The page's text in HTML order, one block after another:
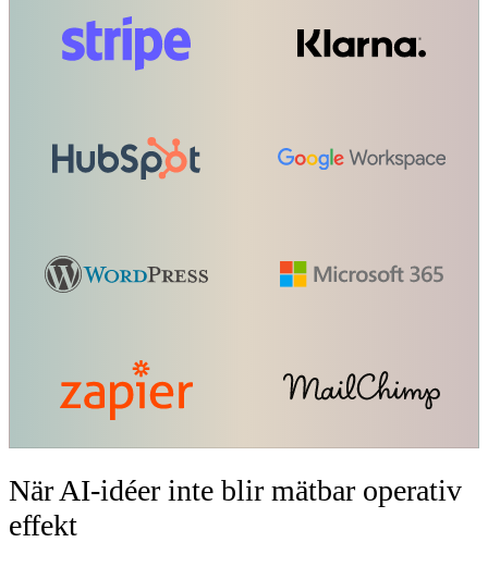
När AI-idéer inte blir mätbar operativ
effekt